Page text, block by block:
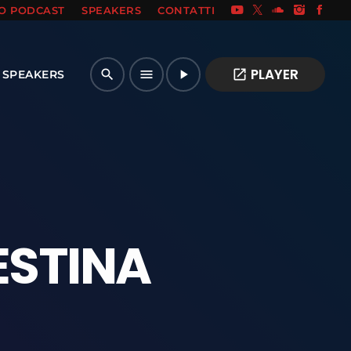
PODCAST SPEAKERS CONTATTI
SPEAKERS search menu play_arrow open_in_new PLAYER